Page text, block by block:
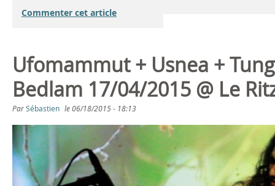
Commenter cet article
Ufomammut + Usnea +
Bedlam 17/04/2015 @ Le
ParSébastien le06/18/2015 - 18:13